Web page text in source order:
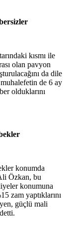
kısmı ile
olan pavyon
da dile
de 6 ay
olduklarını
konumda
Özkan, bu
konumuna
zam yaptıklarını
güçlü mali